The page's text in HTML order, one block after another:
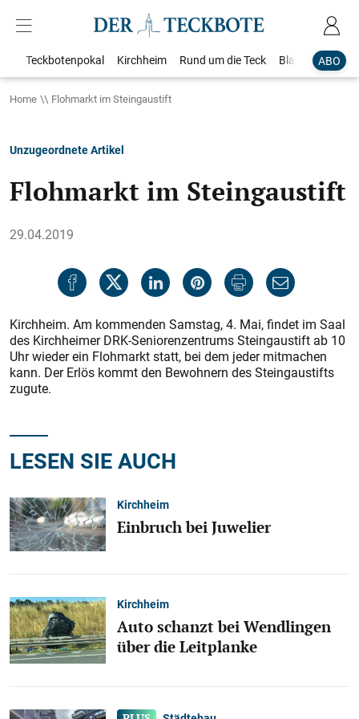
ABO
Teckbotenpokal Kirchheim Rund um die Teck Blaulicht
Home Flohmarkt im Steingaustift
Unzugeordnete Artikel
Flohmarkt im Steingaustift
29.04.2019
Kirchheim. Am kommenden Samstag, 4. Mai, findet im Saal
des Kirchheimer DRK-Seniorenzen­trums Steingaustift ab 10
Uhr wieder ein Flohmarkt statt, bei dem jeder mitmachen
kann. Der Erlös kommt den Bewohnern des Steingaustifts
zugute.
LESEN SIE AUCH
Kirchheim
Einbruch bei Juwelier
Kirchheim
Auto schanzt bei Wendlingen
über die Leitplanke